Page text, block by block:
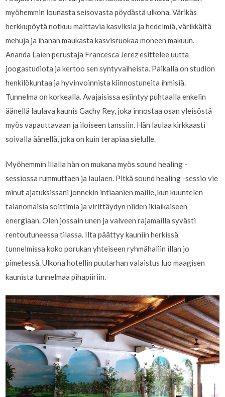
myöhemmin lounasta seisovasta pöydästä ulkona. Värikäs
herkkupöytä notkuu maittavia kasviksia ja hedelmiä, värikkäitä
mehuja ja ihanan maukasta kasvisruokaa moneen makuun.
Ananda Laien perustaja Francesca Jerez esittelee uutta
joogastudiota ja kertoo sen syntyvaiheista. Paikalla on studion
henkilökuntaa ja hyvinvoinnista kiinnostuneita ihmisiä.
Tunnelma on korkealla. Avajaisissa esiintyy puhtaalla enkelin
äänellä laulava kaunis Gachy Rey, joka innostaa osan yleisöstä
myös vapauttavaan ja iloiseen tanssiin. Hän laulaa kirkkaasti
soivalla äänellä, joka on kuin terapiaa sielulle.
Myöhemmin illalla hän on mukana myös sound healing -
sessiossa rummuttaen ja laulaen. Pitkä sound healing -sessio vie
minut ajatuksissani jonnekin intiaanien maille, kun kuuntelen
taianomaisia soittimia ja virittäydyn niiden ikiaikaiseen
energiaan. Olen jossain unen ja valveen rajamailla syvästi
rentoutuneessa tilassa. Ilta päättyy kauniin herkissä
tunnelmissa koko porukan yhteiseen ryhmähaliin illan jo
pimetessä. Ulkona hotellin puutarhan valaistus luo maagisen
kaunista tunnelmaa pihapiiriin.